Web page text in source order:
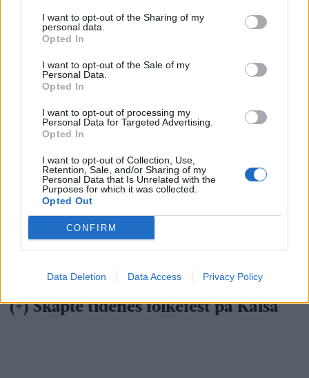
I want to opt-out of the Sharing of my
personal data.
Opted In
I want to opt-out of the Sale of my
Personal Data.
Opted In
I want to opt-out of processing my
Personal Data for Targeted Advertising.
Opted In
I want to opt-out of Collection, Use,
Retention, Sale, and/or Sharing of my
Personal Data that Is Unrelated with the
Purposes for which it was collected.
Opted Out
CONFIRM
Data Deletion Data Access Privacy Policy